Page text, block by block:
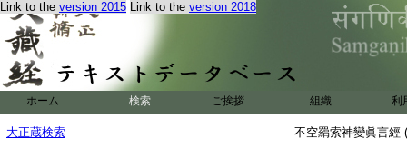
Link to the version 2015 Link to the version 2018
ホーム 検索 ご挨拶 組織 利
大正蔵検索 不空羂索神變眞言經
神變無量。若能一
則令壇中所畫手印
用神變。光明晃爚
海涌沸。一切天龍
圓滿。所有一切眞
皆依此等如是眞言
大奮怒王眞言護持